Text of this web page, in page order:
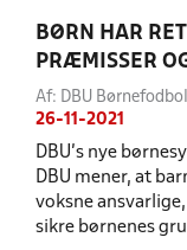
BØRN HAR
PRÆMISSER
Af: DBU
26-11-2021
DBU’s nye
DBU mener, at
voksne
sikre børnenes